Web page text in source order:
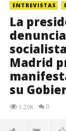
ENTREVISTAS
La
Madrid
su
1.20K 0